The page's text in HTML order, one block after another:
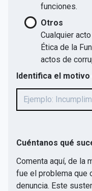
funciones.
Otros
Cualquier
Ética de la
actos de
Identifica el motivo
Cuéntanos qué
Comenta aquí, de la
fue el problema que
denuncia. Este